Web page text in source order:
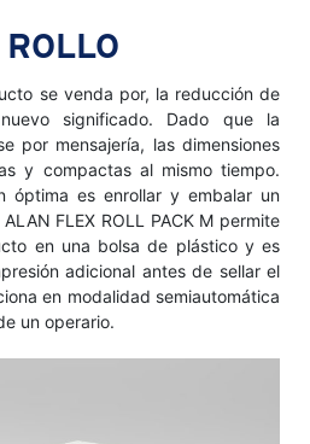
se venda por, la reducción de
significado. Dado que la
por mensajería, las dimensiones
y compactas al mismo tiempo.
óptima es enrollar y embalar un
FLEX ROLL PACK M permite
en una bolsa de plástico y es
adicional antes de sellar el
en modalidad semiautomática
un operario.